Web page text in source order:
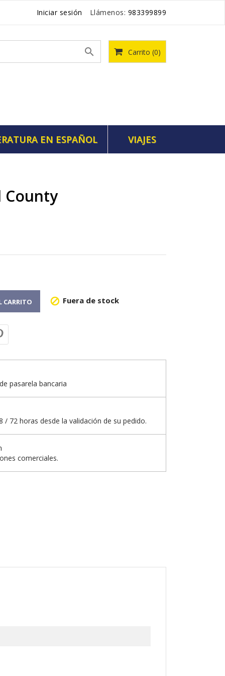
Iniciar sesión Llámenos: 983399899
Carrito (0)

EN ESPAÑOL VIAJES
County
CARRITO  Fuera de stock
pasarela bancaria
/ 72 horas desde la validación de su pedido.
comerciales.